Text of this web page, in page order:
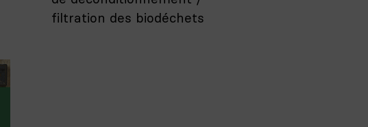
filtration des biodéchets